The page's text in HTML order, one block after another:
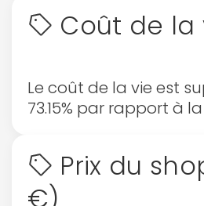
Coût de la
Le coût de la vie est
73.15% par rapport à
Prix du
€)